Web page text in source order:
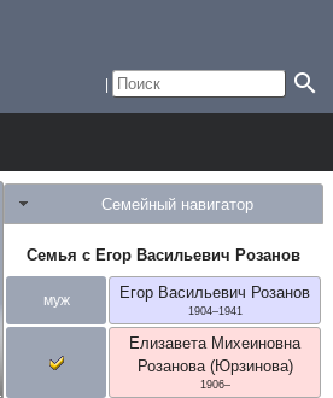
Семейный навигатор
Семья с Егор Васильевич Розанов
муж Егор Васильевич Розанов
1904–1941
Елизавета Михеиновна
Розанова (Юрзинова)
1906–